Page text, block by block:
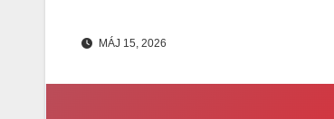
MÁJ 15, 2026